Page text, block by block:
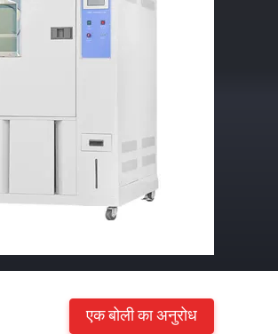
एक बोली का अनुरोध